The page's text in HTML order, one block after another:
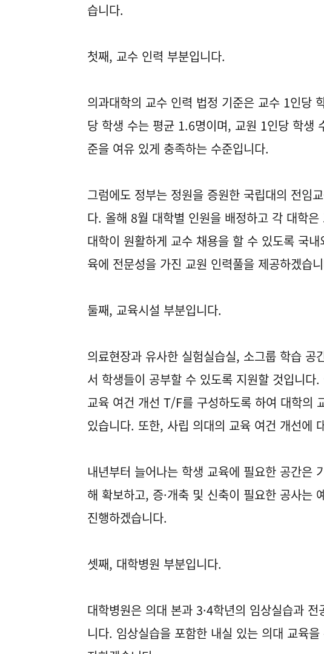
습니다.
첫째, 교수 인력 부분입니다.
의과대학의 교수 인력 법정 기준은 교수 1인당
당 학생 수는 평균 1.6명이며, 교원 1인당 학생
준을 여유 있게 충족하는 수준입니다.
그럼에도 정부는 정원을 증원한 국립대의 전임
다. 올해 8월 대학별 인원을 배정하고 각 대학
대학이 원활하게 교수 채용을 할 수 있도록 국
육에 전문성을 가진 교원 인력풀을 제공하겠습
둘째, 교육시설 부분입니다.
의료현장과 유사한 실험실습실, 소그룹 학습 공
서 학생들이 공부할 수 있도록 지원할 것입니다
교육 여건 개선 T/F를 구성하도록 하여 대학의
있습니다. 또한, 사립 의대의 교육 여건 개선에
내년부터 늘어나는 학생 교육에 필요한 공간은
해 확보하고, 증·개축 및 신축이 필요한 공사는
진행하겠습니다.
셋째, 대학병원 부분입니다.
대학병원은 의대 본과 3·4학년의 임상실습과
니다. 임상실습을 포함한 내실 있는 의대 교육